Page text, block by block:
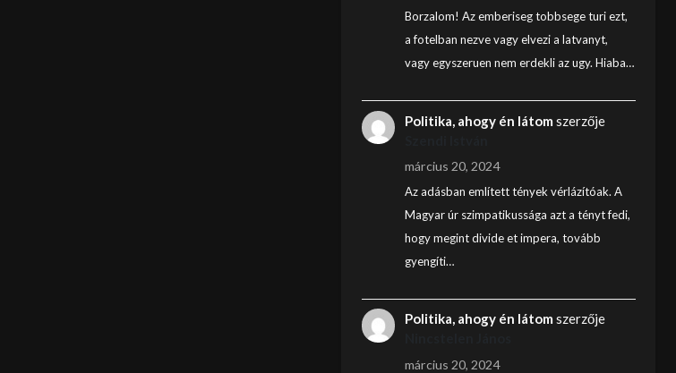
Borzalom! Az emberiseg tobbsege turi ezt,
a fotelban nezve vagy elvezi a latvanyt,
vagy egyszeruen nem erdekli az ugy. Hiaba…
Politika, ahogy én látom szerzője
március 20, 2024
Az adásban említett tények vérlázítóak. A
Magyar úr szimpatikussága azt a tényt fedi,
hogy megint divide et impera, tovább
gyengíti…
Politika, ahogy én látom szerzője
március 20, 2024